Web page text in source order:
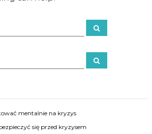
S
e
c
h
S
e
mentalnie na kryzys
się przed kryzysem